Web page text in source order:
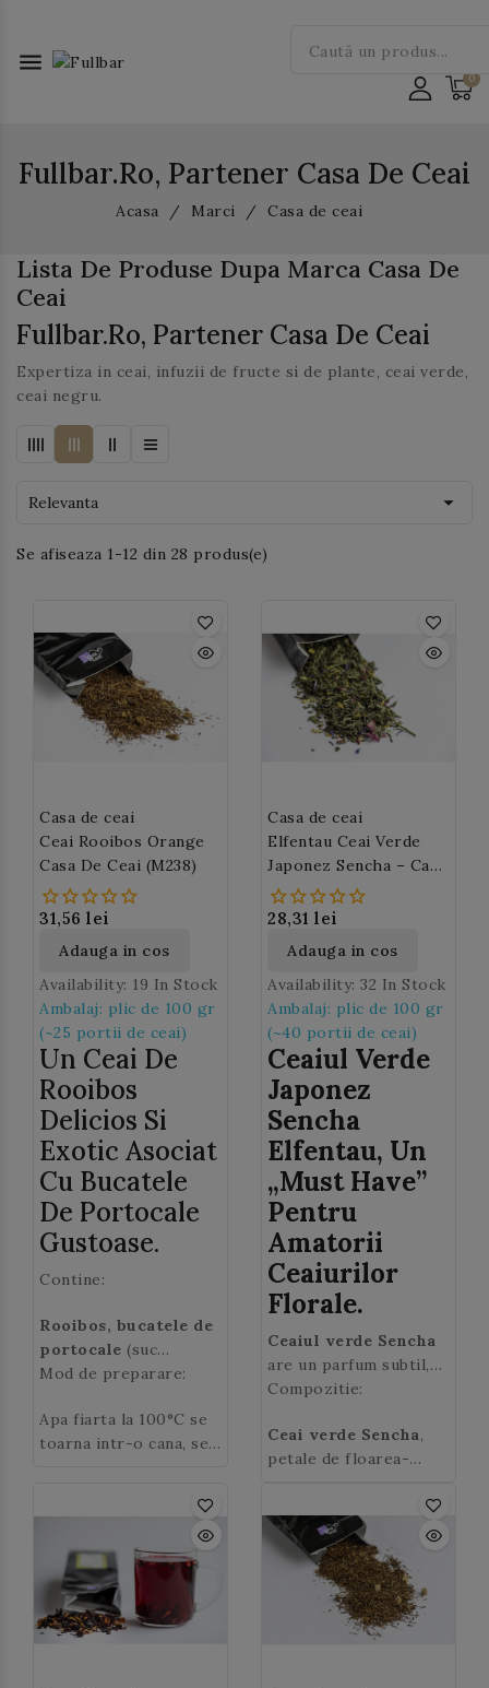
menu
Fullbar.ro, Partener Casa De Ceai
Acasa Marci Casa de ceai
Lista De Produse Dupa Marca Casa De
Ceai
Fullbar.ro, Partener Casa De Ceai
Expertiza in ceai, infuzii de fructe si de plante, ceai verde,
ceai negru.
Relevanta 
Se afiseaza 1-12 din 28 produs(e)
Casa de ceai
Ceai Rooibos Orange
Casa De Ceai (M238)
31,56 lei
Adauga in cos
Availability: 19 In Stock
Ambalaj: plic de 100 gr
(~25 portii de ceai)
Un Ceai De
Rooibos
Delicios Si
Exotic Asociat
Cu Bucatele
De Portocale
Gustoase.
Contine:
Rooibos, bucatele de
portocale (suc
concentrat de
portocale) (2.5%),
aroma, granule de
portocale, amidon din
porumb) (2.5%), aroma
de portocale.
Mod de preparare:
Apa fiarta la 100°C se
toarna intr-o cana, se
gr) si se lasa la infuzat
traditional se bea cu
lapte si zahar sau
miere.
Casa de ceai
Elfentau Ceai Verde
Japonez Sencha – Casa
De Ceai M44
28,31 lei
Adauga in cos
Availability: 32 In Stock
Ambalaj: plic de 100 gr
(~40 portii de ceai)
Ceaiul Verde
Japonez
Sencha
Elfentau, Un
„must Have”
Pentru
Amatorii
Ceaiurilor
Florale.
Ceaiul verde Sencha
are un parfum subtil,
accente iodate si note
in combinatia cu
petalele de floarea
parfum dulce, si cu
bergamota, care aduce
acestui intreg complex
vegetal un plus de
prospetime.
Compozitie:
Ceai verde Sencha,
petale de floarea-
aroma de mango si
bergamota.